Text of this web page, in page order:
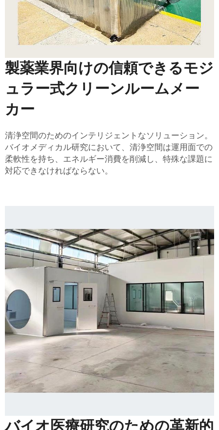
製薬業界向けの信頼できるモジ
ュラー式クリーンルームメー
カー
清浄空間のためのインテリジェントなソリューション。
バイオメディカル研究において、清浄空間は運用面での
柔軟性を持ち、エネルギー消費を削減し、特殊な課題に
対応できなければならない。
バイオ医療研究のための革新的